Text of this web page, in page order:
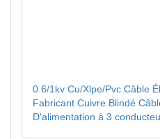
0.6/1kv Cu/Xlpe/Pvc Câble
Fabricant Cuivre Blindé
D'alimentation à 3